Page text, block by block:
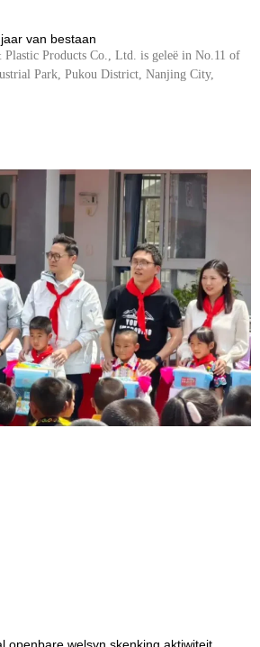
van bestaan
Products Co., Ltd. is geleë in No.11 of
Park, Pukou District, Nanjing City,